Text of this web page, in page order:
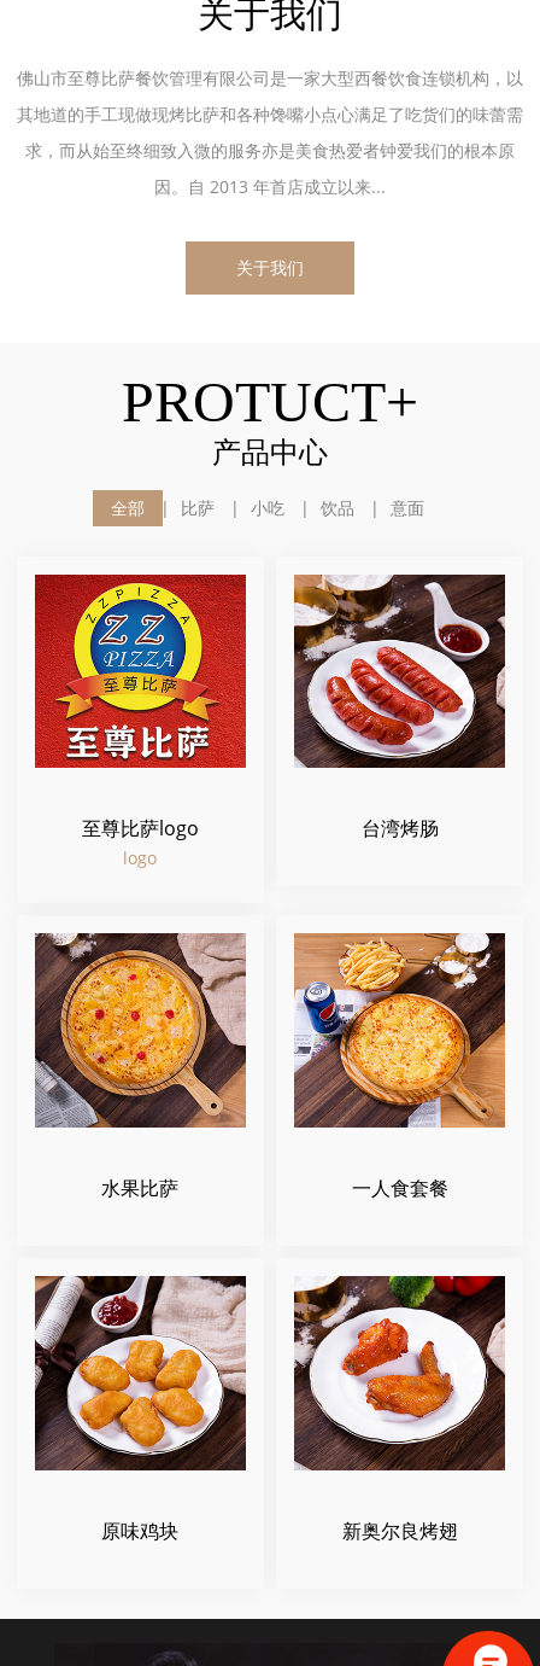
关于我们
佛山市至尊比萨餐饮管理有限公司是一家大型西餐饮食连锁机构，以
其地道的手工现做现烤比萨和各种馋嘴小点心满足了吃货们的味蕾需
求，而从始至终细致入微的服务亦是美食热爱者钟爱我们的根本原
因。自 2013 年首店成立以来...
关于我们
PROTUCT+
产品中心
全部 比萨 小吃 饮品 意面
至尊比萨logo
logo
台湾烤肠
水果比萨 一人食套餐
原味鸡块 新奥尔良烤翅